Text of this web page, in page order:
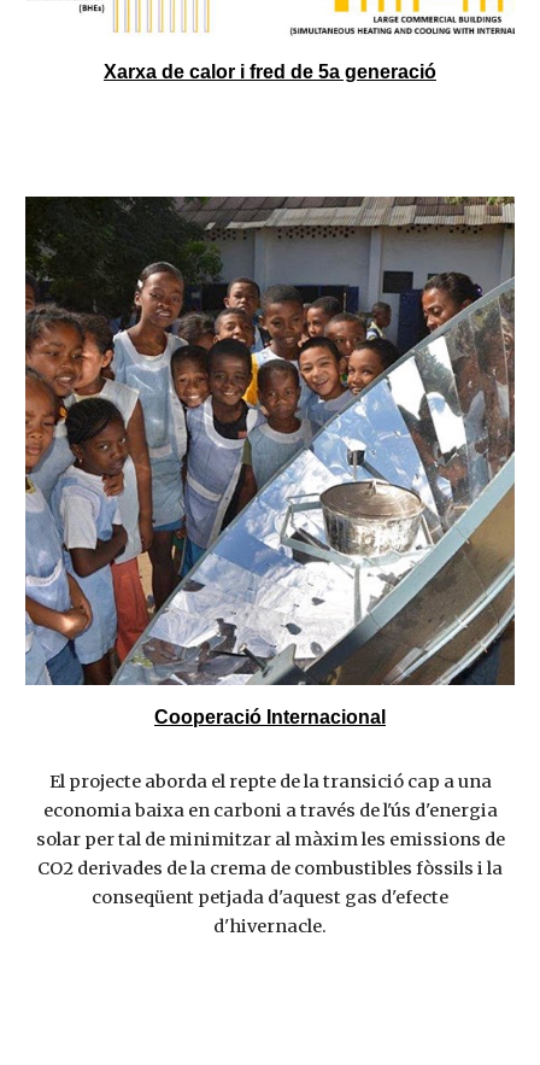
Xarxa de calor i fred de 5a generació
Cooperació Internacional
El projecte aborda el repte de la transició cap a una
economia baixa en carboni a través de l'ús d'energia
solar per tal de minimitzar al màxim les emissions de
CO2 derivades de la crema de combustibles fòssils i la
conseqüent petjada d'aquest gas d'efecte
d'hivernacle.